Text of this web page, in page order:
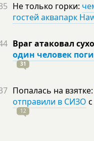
Не только горки:
гостей аквапарк
Враг атаковал
один человек
31
Попалась на взятке:
отправили в СИЗО
12